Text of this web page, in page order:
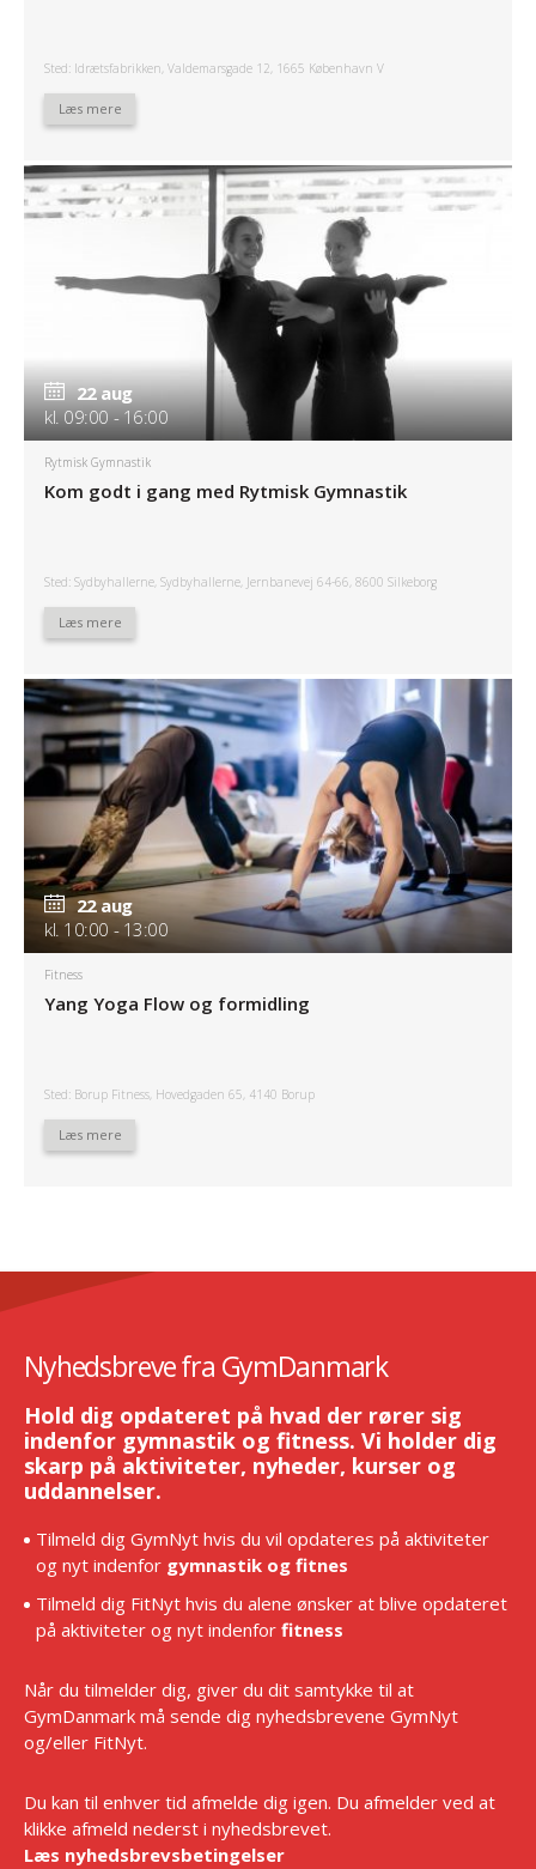
Sted: Idrætsfabrikken, Valdemarsgade 12, 1665 København V
Læs mere
22 aug
kl. 09:00 - 16:00
Rytmisk Gymnastik
Kom godt i gang med Rytmisk Gymnastik
Sted: Sydbyhallerne, Sydbyhallerne, Jernbanevej 64-66, 8600 Silkeborg
Læs mere
22 aug
kl. 10:00 - 13:00
Fitness
Yang Yoga Flow og formidling
Sted: Borup Fitness, Hovedgaden 65, 4140 Borup
Læs mere
Nyhedsbreve fra GymDanmark
Hold dig opdateret på hvad der rører sig
indenfor gymnastik og fitness. Vi holder dig
skarp på aktiviteter, nyheder, kurser og
uddannelser.
Tilmeld dig GymNyt hvis du vil opdateres på aktiviteter
og nyt indenfor gymnastik og fitnes
Tilmeld dig FitNyt hvis du alene ønsker at blive opdateret
på aktiviteter og nyt indenfor fitness
Når du tilmelder dig, giver du dit samtykke til at
GymDanmark må sende dig nyhedsbrevene GymNyt
og/eller FitNyt.
Du kan til enhver tid afmelde dig igen. Du afmelder ved at
klikke afmeld nederst i nyhedsbrevet.
Læs nyhedsbrevsbetingelser